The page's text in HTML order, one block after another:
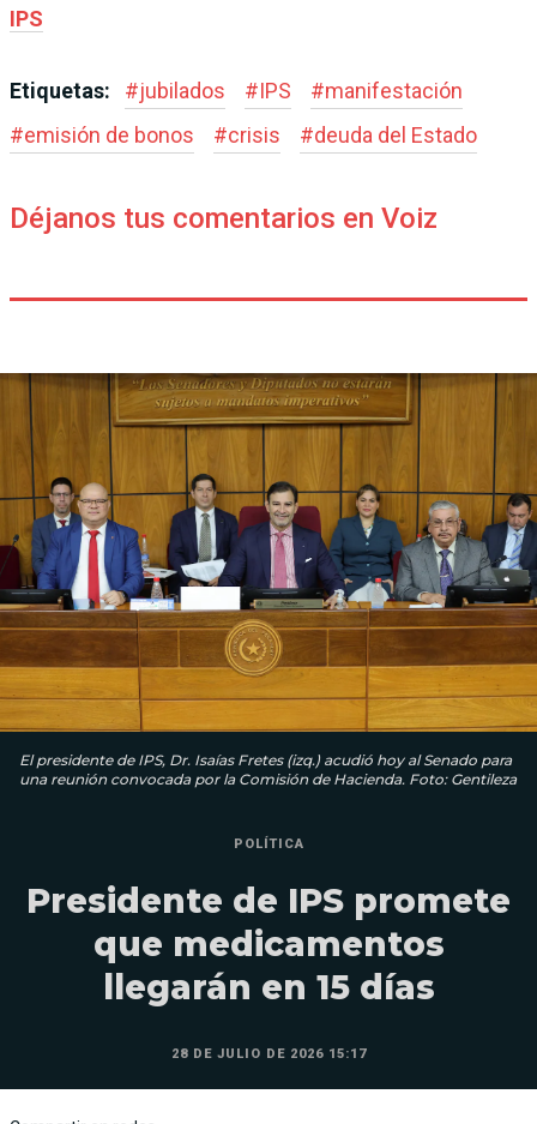
IPS
Etiquetas: #jubilados #IPS #manifestación
#emisión de bonos #crisis #deuda del Estado
Déjanos tus comentarios en Voiz
El presidente de IPS, Dr. Isaías Fretes (izq.) acudió hoy al Senado para
una reunión convocada por la Comisión de Hacienda. Foto: Gentileza
POLÍTICA
Presidente de IPS promete
que medicamentos
llegarán en 15 días
28 DE JULIO DE 2026 15:17